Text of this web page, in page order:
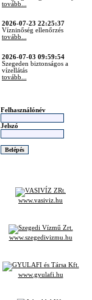
Vízninőség ellenőrzés
tovább...
Szegeden biztonságos a
vízellátás
tovább...
tovább...
2026-06-16 10:26:39
Felhasználónév
Jelszó
www.vasiviz.hu
www.szegedivizmu.hu
www.gyulafi.hu